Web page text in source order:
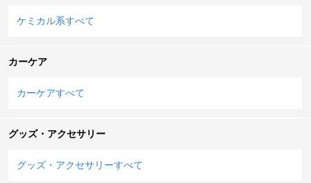
ケミカル系すべて
カーケア
カーケアすべて
グッズ・アクセサリー
グッズ・アクセサリーすべて